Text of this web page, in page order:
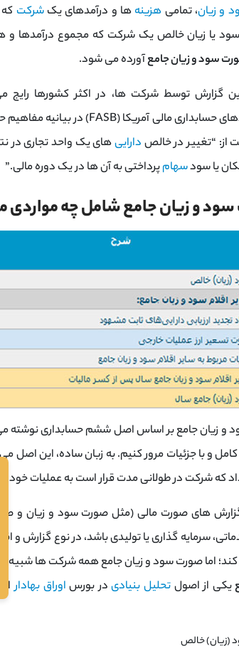
و زیان، تمامی هزینه ها و درآمدهای یکشرکت
سود یا زیان خالص یک شرکت که مجموع درآمدها
سود و زیان جامعآورده می شود.
گزارش توسط شرکت ها، در اکثر کشورها
از: “تغییر در خالص داراییهای یک واحد تجاری در
یا سودسهامپرداختی به آن ها در یک دوره مالی.”
و زیان جامع شامل چه
و زیان جامع بر اساس اصل ششم حسابداری نوشته
و با جزئیات مرور کنیم. به زبان ساده، این اصل
که شرکت در طولانی مدت قرار است به عملیات خود
های صورت مالی (مثل صورت سود و زیان و
سرمایه گذاری یا تولیدی باشد، در نوع گزارش و
کند؛ اما صورت سود و زیان جامع همه شرکت ها شبیه
یکی از اصول تحلیل بنیادیدر بورس اوراق بهادار
(زیان) خالص